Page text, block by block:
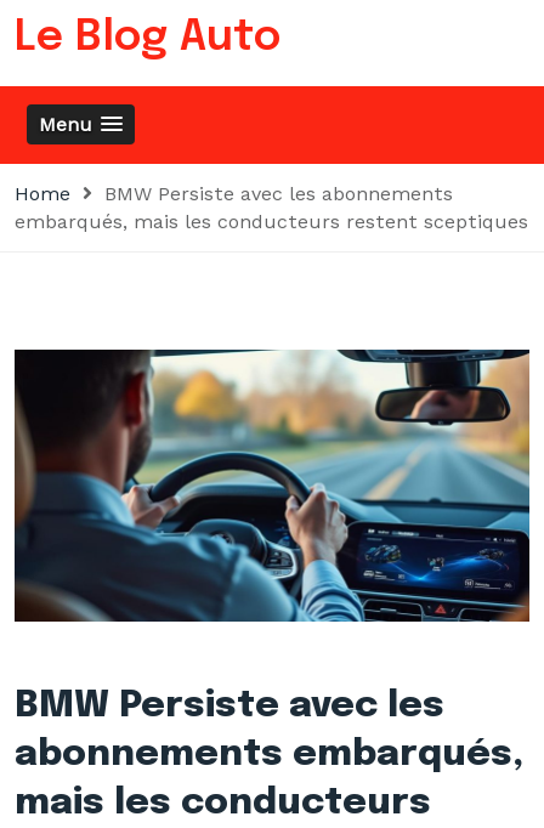
Skip
Le Blog Auto
Menu
Home
BMW Persiste avec les abonnements
embarqués, mais les conducteurs restent sceptiques
BMW Persiste avec les
abonnements embarqués,
mais les conducteurs